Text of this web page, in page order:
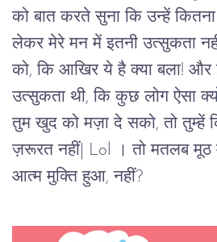
को बात करते सुना कि उन्हें
लेकर मेरे मन में इतनी उत्सुकता
को, कि आखिर ये है क्या बला! और
उत्सुकता थी, कि कुछ लोग ऐसा
तुम खुद को मज़ा दे सको, तो तुम्हें
ज़रूरत नहीं| Lol । तो मतलब मूठ
आत्म मुक्ति हुआ, नहीं?